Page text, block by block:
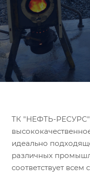
ТК "НЕФТЬ-РЕСУРС"
идеально
различных
соответствует